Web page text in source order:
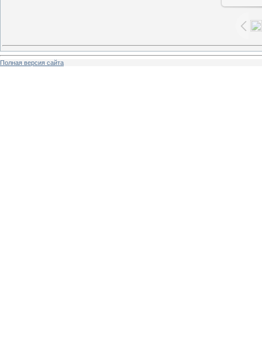
Полная версия сайта